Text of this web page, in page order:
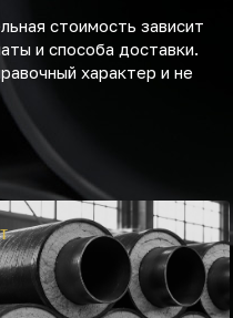
стоимость зависит
и способа доставки.
характер и не